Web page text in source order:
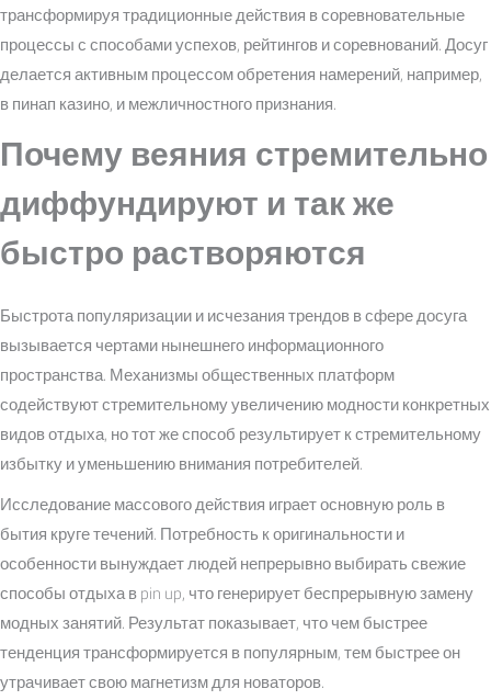
трансформируя традиционные действия в соревновательные
процессы с способами успехов, рейтингов и соревнований. Досуг
делается активным процессом обретения намерений, например,
в пинап казино, и межличностного признания.
Почему веяния стремительно
диффундируют и так же
быстро растворяются
Быстрота популяризации и исчезания трендов в сфере досуга
вызывается чертами нынешнего информационного
пространства. Механизмы общественных платформ
содействуют стремительному увеличению модности конкретных
видов отдыха, но тот же способ результирует к стремительному
избытку и уменьшению внимания потребителей.
Исследование массового действия играет основную роль в
бытия круге течений. Потребность к оригинальности и
особенности вынуждает людей непрерывно выбирать свежие
способы отдыха в pin up, что генерирует беспрерывную замену
модных занятий. Результат показывает, что чем быстрее
тенденция трансформируется в популярным, тем быстрее он
утрачивает свою магнетизм для новаторов.